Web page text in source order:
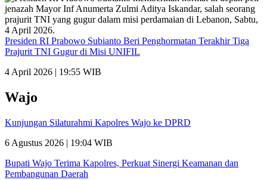
Presiden RI Prabowo Subianto Beri Penghormatan Terakhir Tiga
Prajurit TNI Gugur di Misi UNIFIL
4 April 2026 | 19:55 WIB
Wajo
Kunjungan Silaturahmi Kapolres Wajo ke DPRD
6 Agustus 2026 | 19:04 WIB
Bupati Wajo Terima Kapolres, Perkuat Sinergi Keamanan dan
Pembangunan Daerah